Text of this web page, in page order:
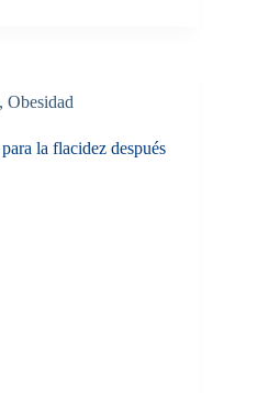
, Obesidad
la flacidez después